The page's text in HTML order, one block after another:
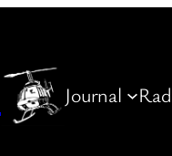
Journal